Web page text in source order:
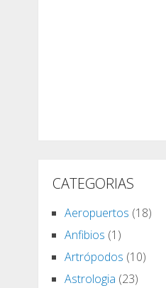
CATEGORIAS
Aeropuertos (18)
Anfibios (1)
Artrópodos (10)
Astrologia (23)